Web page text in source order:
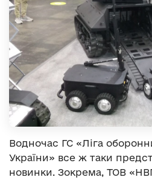
Водночас ГС «Ліга
України» все ж таки
новинки. Зокрема, ТОВ